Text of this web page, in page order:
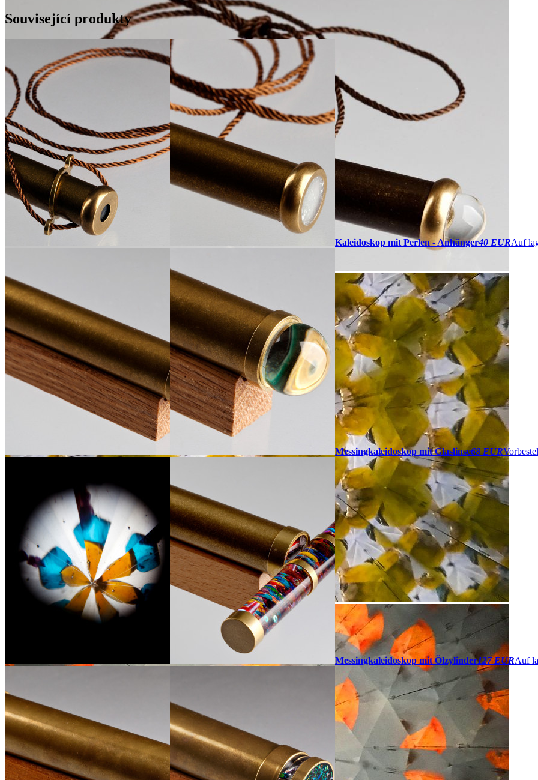
Související produkty
Kaleidoskop mit Perlen - Anhänger40 EURAuf
Messingkaleidoskop mit Glaslinse68 EUR
Messingkaleidoskop mit Ölzylinder127 EURAuf